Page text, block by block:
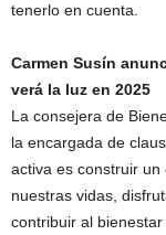
tenerlo en cuenta.
Carmen Susín
verá la luz en 2025
La consejera de
la encargada de
activa es construir
nuestras vidas,
contribuir al